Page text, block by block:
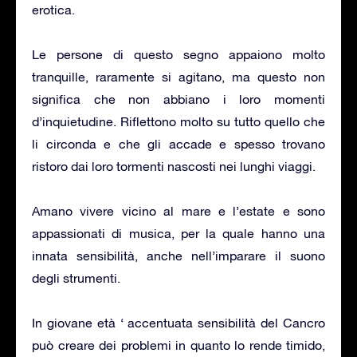
erotica.
Le persone di questo segno appaiono molto
tranquille, raramente si agitano, ma questo non
significa che non abbiano i loro momenti
d’inquietudine. Riflettono molto su tutto quello che
li circonda e che gli accade e spesso trovano
ristoro dai loro tormenti nascosti nei lunghi viaggi.
Amano vivere vicino al mare e l’estate e sono
appassionati di musica, per la quale hanno una
innata sensibilità, anche nell’imparare il suono
degli strumenti.
In giovane età ‘ accentuata sensibilità del Cancro
può creare dei problemi in quanto lo rende timido,